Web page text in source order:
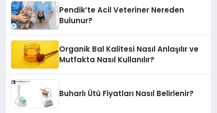
Pendik’te Acil Veteriner Nereden
Bulunur?
Organik Bal Kalitesi Nasıl Anlaşılır ve
Mutfakta Nasıl Kullanılır?
Buharlı Ütü Fiyatları Nasıl Belirlenir?